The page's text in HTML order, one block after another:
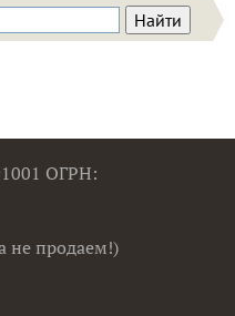
ОГРН:
не продаем!)